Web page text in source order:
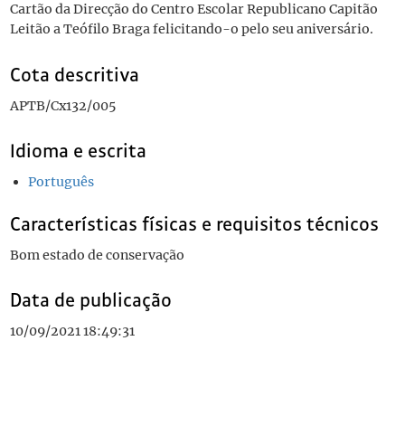
Cartão da Direcção do Centro Escolar Republicano Capitão
Leitão a Teófilo Braga felicitando-o pelo seu aniversário.
Cota descritiva
APTB/Cx132/005
Idioma e escrita
Português
Características físicas e requisitos técnicos
Bom estado de conservação
Data de publicação
10/09/2021 18:49:31